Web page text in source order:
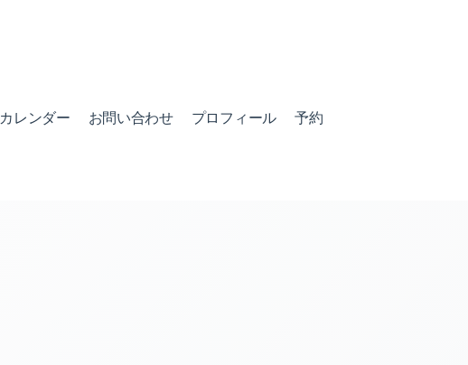
カレンダー お問い合わせ プロフィール 予約